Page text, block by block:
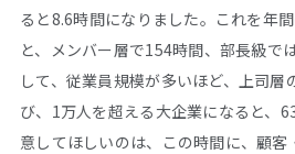
ると8.6時間になりました。これを年
と、メンバー層で154時間、部長級で
して、従業員規模が多いほど、上司
び、1万人を超える大企業になると、
意してほしいのは、この時間に、顧客